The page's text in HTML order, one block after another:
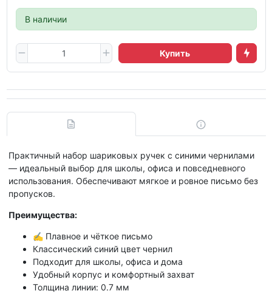
В наличии
Купить
Практичный набор шариковых ручек с синими чернилами
— идеальный выбор для школы, офиса и повседневного
использования. Обеспечивают мягкое и ровное письмо без
пропусков.
Преимущества:
✍️ Плавное и чёткое письмо
Классический синий цвет чернил
Подходит для школы, офиса и дома
Удобный корпус и комфортный захват
Толщина линии: 0.7 мм